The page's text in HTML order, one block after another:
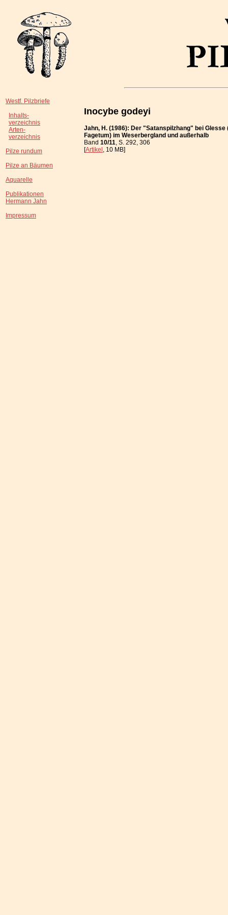
Westf. Pilzbriefe
Inhalts-
verzeichnis
Arten-
verzeichnis
Pilze rundum
Pilze an Bäumen
Aquarelle
Publikationen
Hermann Jahn
Impressum
Inocybe godeyi
Jahn, H. (1986): Der "Satanspilzhang" bei
Fagetum) im Weserbergland und außerhalb
Band 10/11, S. 292, 306
[Artikel, 10 MB]